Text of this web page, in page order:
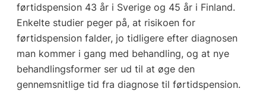
førtidspension 43 år i Sverige og 45 år i Finland.
Enkelte studier peger på, at risikoen for
førtidspension falder, jo tidligere efter diagnosen
man kommer i gang med behandling, og at nye
behandlingsformer ser ud til at øge den
gennemsnitlige tid fra diagnose til førtidspension.